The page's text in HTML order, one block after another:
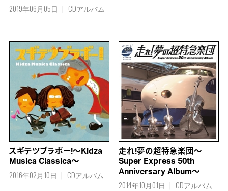
2019年06月05日 CDアルバム
スギテツブラボー!～Kidza
Musica Classica～
2016年02月10日 CDアルバム
走れ!夢の超特急楽団～
Super Express 50th
Anniversary Album～
2014年10月01日 CDアルバム